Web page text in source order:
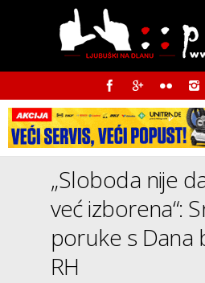
„Sloboda nije
već izborena“:
poruke s Dana
RH